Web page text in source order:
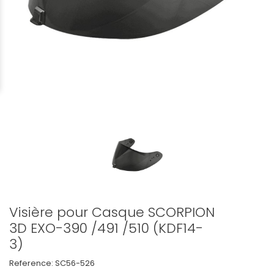
Visière pour Casque SCORPION
3D EXO-390 /491 /510 (KDF14-
3)
Reference: SC56-526